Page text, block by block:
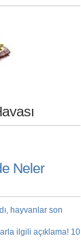
Neler
hayvanlar son
ilgili açıklama! 10